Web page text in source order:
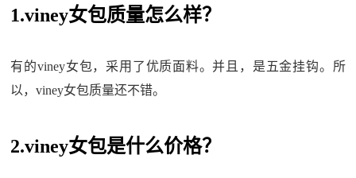
1.viney女包质量怎么样？
有的viney女包，采用了优质面料。并且，是五金挂钩。所
以，viney女包质量还不错。
2.viney女包是什么价格？